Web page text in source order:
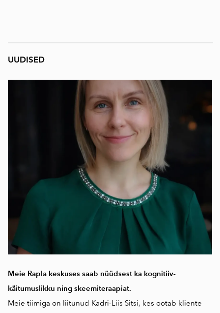
UUDISED
Meie Rapla keskuses saab nüüdsest ka kognitiiv-
käitumuslikku ning skeemiteraapiat.
Meie tiimiga on liitunud Kadri-Liis Sitsi, kes ootab kliente